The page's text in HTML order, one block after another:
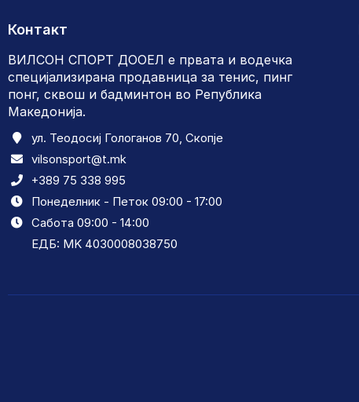
Контакт
ВИЛСОН СПОРТ ДООЕЛ е првата и водечка
специјализирана продавница за тенис, пинг
понг, сквош и бадминтон во Република
Македонија.
ул. Теодосиј Гологанов 70, Скопје
vilsonsport@t.mk
+389 75 338 995
Понеделник - Петок 09:00 - 17:00
Сабота 09:00 - 14:00
ЕДБ: MK 4030008038750